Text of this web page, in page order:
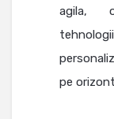
agila,
pe